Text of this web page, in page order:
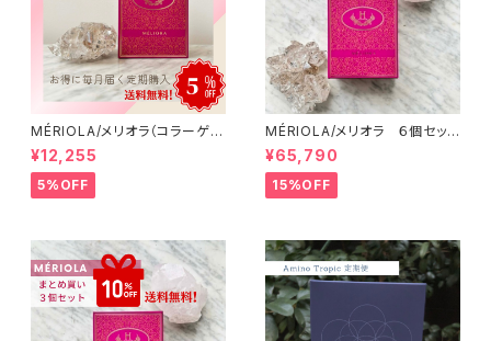
MÉRIOLA/メリオラ（コラーゲン
サポート）定期便（3か月コース）
【送料無料】
¥12,255
5%OFF
MÉRIOLA/メリオラ ６個セッ
ト 【15%OFF】【送料無料】
¥65,790
15%OFF